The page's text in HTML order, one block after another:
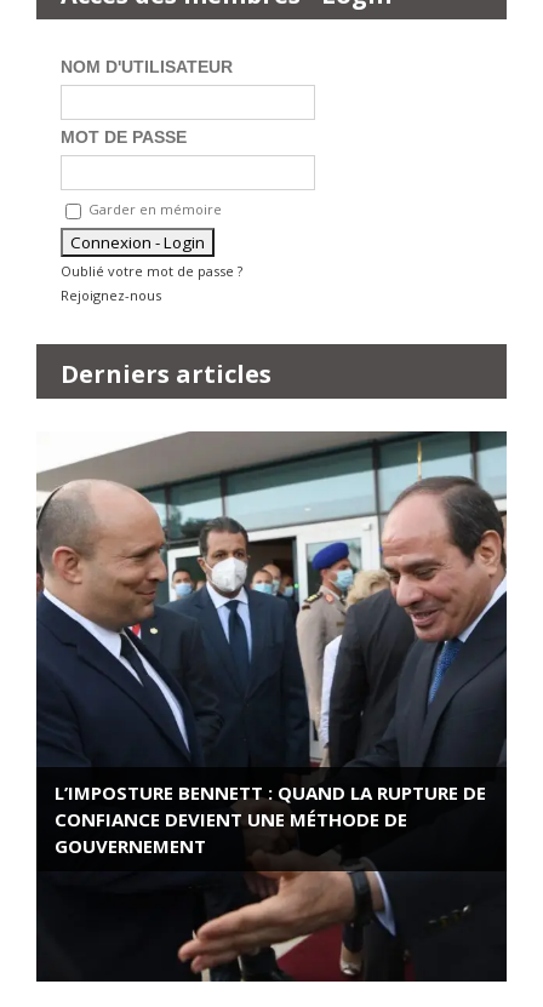
NOM D'UTILISATEUR
MOT DE PASSE
Garder en mémoire
Oublié votre mot de passe ?
Rejoignez-nous
Derniers articles
L’IMPOSTURE BENNETT : QUAND LA RUPTURE DE
CONFIANCE DEVIENT UNE MÉTHODE DE
GOUVERNEMENT
ROSE VALLAND, HEROÏNE DE LA RESISTANCE